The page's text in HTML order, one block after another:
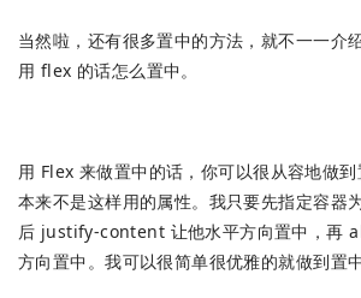
当然啦，还有很多置中的方法，就不一一介
用 flex 的话怎么置中。
用 Flex 来做置中的话，你可以很从容地做
本来不是这样用的属性。我只要先指定容器
后 justify-content 让他水平方向置中，再
方向置中。我可以很简单很优雅的就做到置中